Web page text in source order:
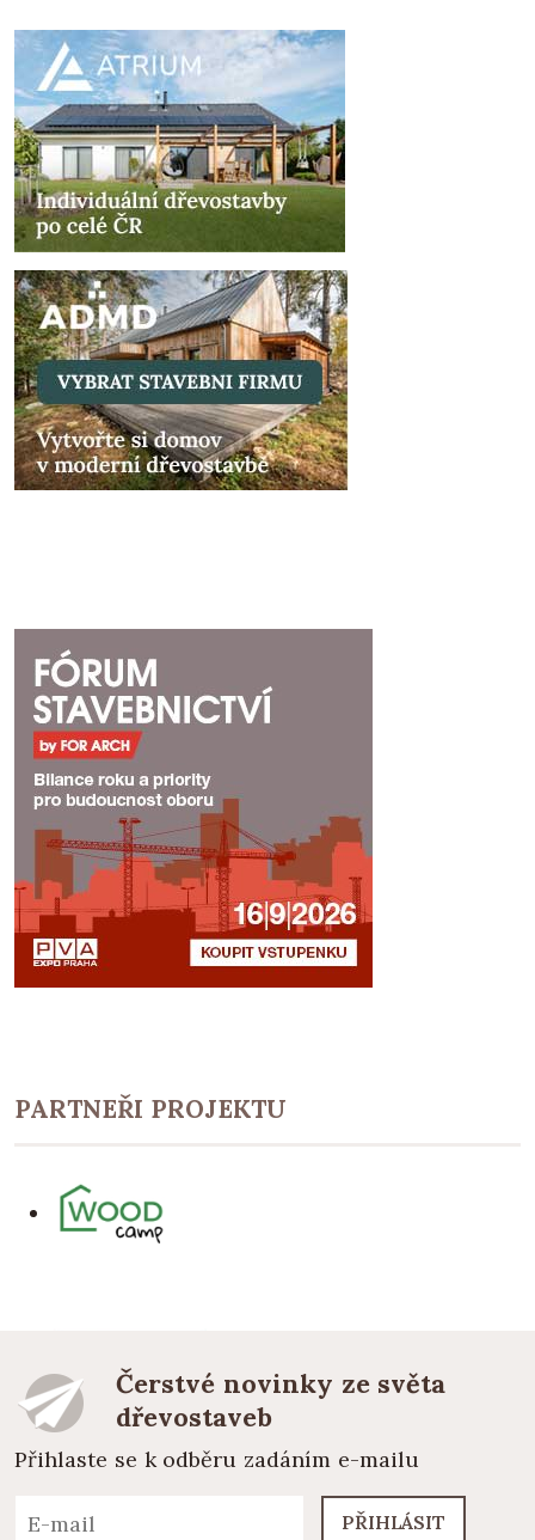
PARTNEŘI PROJEKTU
Čerstvé novinky ze světa
dřevostaveb
Přihlaste se k odběru zadáním e-mailu
PŘIHLÁSIT